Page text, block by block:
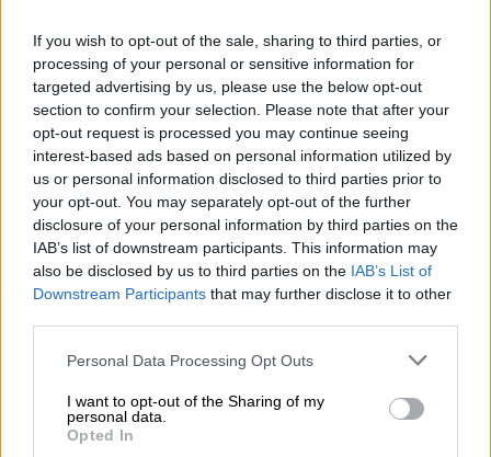
If you wish to opt-out of the sale, sharing to third parties, or
processing of your personal or sensitive information for
targeted advertising by us, please use the below opt-out
section to confirm your selection. Please note that after your
opt-out request is processed you may continue seeing
interest-based ads based on personal information utilized by
us or personal information disclosed to third parties prior to
your opt-out. You may separately opt-out of the further
disclosure of your personal information by third parties on the
IAB’s list of downstream participants. This information may
also be disclosed by us to third parties on the IAB’s List of
Downstream Participants that may further disclose it to other
Please note that this website/app uses one or more Google
not limited to your visit or usage behaviour. You may click to
grant or deny consent to Google and its third-party tags to
use your data for below specified purposes in below Google
Personal Data Processing Opt Outs
I want to opt-out of the Sharing of my
personal data.
Opted In
Κόσμος|19.09.2023 11:58